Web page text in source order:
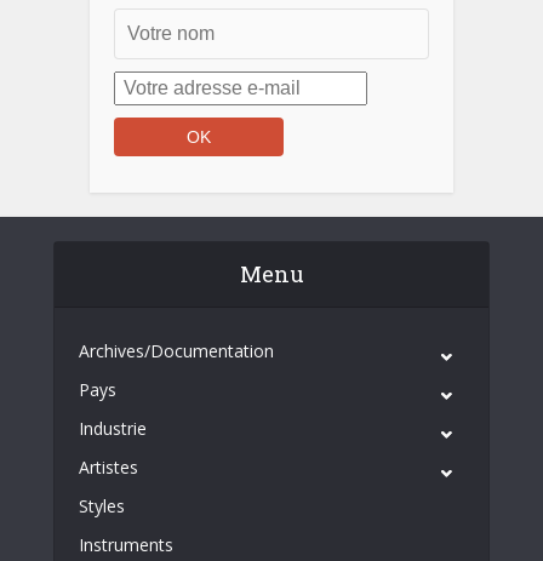
Menu
Archives/Documentation
Pays
Industrie
Artistes
Styles
Instruments